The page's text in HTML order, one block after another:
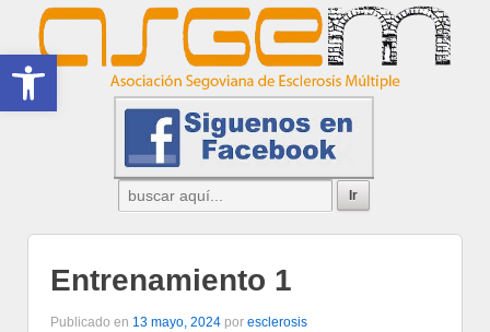
Abrir barra de herramientas
Entrenamiento 1
Publicado en 13 mayo, 2024 por esclerosis